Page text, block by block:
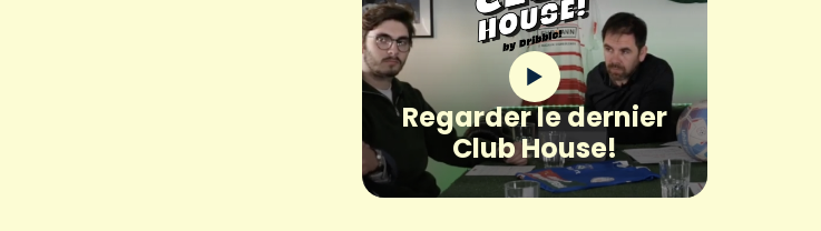
Regarder le dernier
Club House!